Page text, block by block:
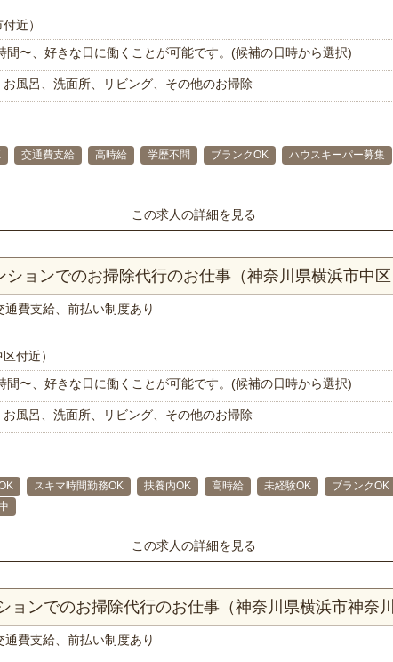
近）
間〜、好きな日に働くことが可能です。(候補の日時から選択)
風呂、洗面所、リビング、その他のお掃除
交通費支給 高時給 学歴不問 ブランクOK
ハウスキーパー募集
この求人の詳細を見る
ョンでのお掃除代行のお仕事（神奈川県横浜市中
通費支給、前払い制度あり
付近）
間〜、好きな日に働くことが可能です。(候補の日時から選択)
風呂、洗面所、リビング、その他のお掃除
スキマ時間勤務OK 扶養内OK 高時給 未経験OK
ブランクOK
この求人の詳細を見る
ョンでのお掃除代行のお仕事（神奈川県横浜市神奈
通費支給、前払い制度あり